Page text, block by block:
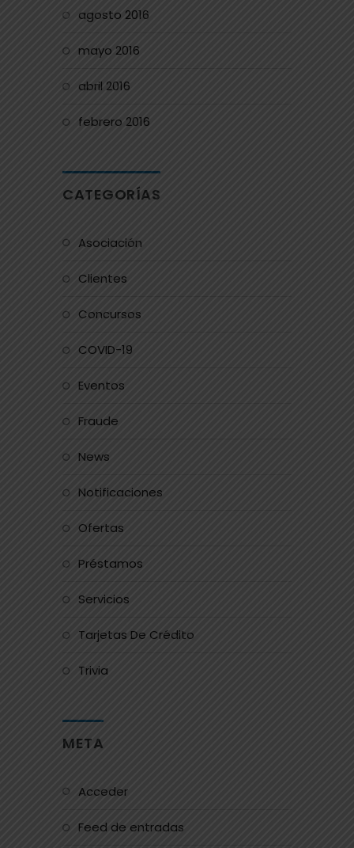
agosto 2016
mayo 2016
abril 2016
febrero 2016
CATEGORÍAS
Asociación
Clientes
Concursos
COVID-19
Eventos
Fraude
News
Notificaciones
Ofertas
Préstamos
Servicios
Tarjetas De Crédito
Trivia
META
Acceder
Feed de entradas